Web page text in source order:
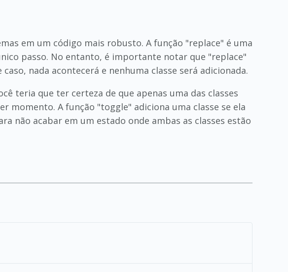
em um código mais robusto. A função "replace" é uma
passo. No entanto, é importante notar que "replace"
nada acontecerá e nenhuma classe será adicionada.
teria que ter certeza de que apenas uma das classes
momento. A função "toggle" adiciona uma classe se ela
não acabar em um estado onde ambas as classes estão